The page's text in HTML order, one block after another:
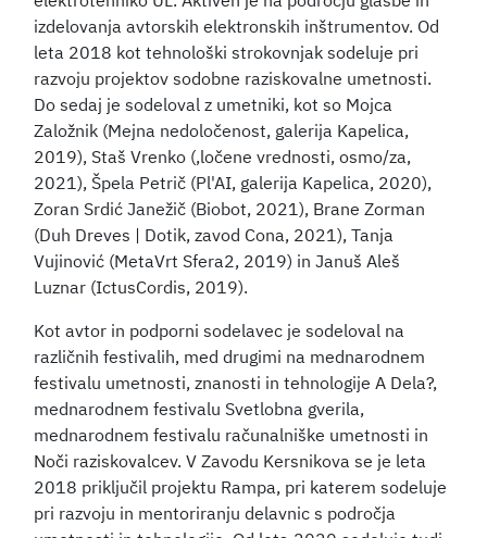
izdelovanja avtorskih elektronskih inštrumentov. Od
leta 2018 kot tehnološki strokovnjak sodeluje pri
razvoju projektov sodobne raziskovalne umetnosti.
Do sedaj je sodeloval z umetniki, kot so Mojca
Založnik (Mejna nedoločenost, galerija Kapelica,
2019), Staš Vrenko (,ločene vrednosti, osmo/za,
2021), Špela Petrič (Pl'AI, galerija Kapelica, 2020),
Zoran Srdić Janežič (Biobot, 2021), Brane Zorman
(Duh Dreves | Dotik, zavod Cona, 2021), Tanja
Vujinović (MetaVrt Sfera2, 2019) in Januš Aleš
Luznar (IctusCordis, 2019).
Kot avtor in podporni sodelavec je sodeloval na
različnih festivalih, med drugimi na mednarodnem
festivalu umetnosti, znanosti in tehnologije A Dela?,
mednarodnem festivalu Svetlobna gverila,
mednarodnem festivalu računalniške umetnosti in
Noči raziskovalcev. V Zavodu Kersnikova se je leta
2018 priključil projektu Rampa, pri katerem sodeluje
pri razvoju in mentoriranju delavnic s področja